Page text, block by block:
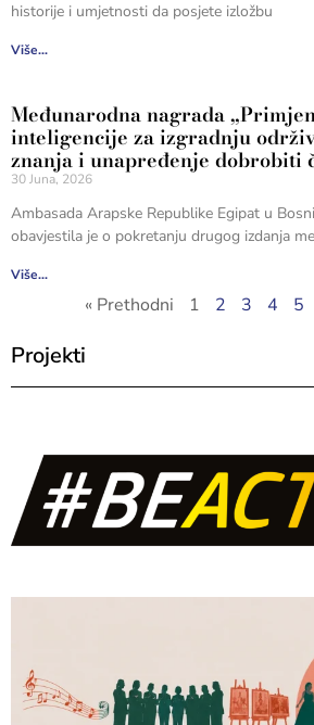
historije i umjetnosti da posjete izložbu
Više...
Međunarodna nagrada
inteligencije za izgradnju
znanja i unapređenje dobrobiti
30 Juna, 2026
Ambasada Arapske Republike Egipat u
obavjestila je o pokretanju drugog izdanja
Više...
« Prethodni 1 2 3 4 5
Projekti